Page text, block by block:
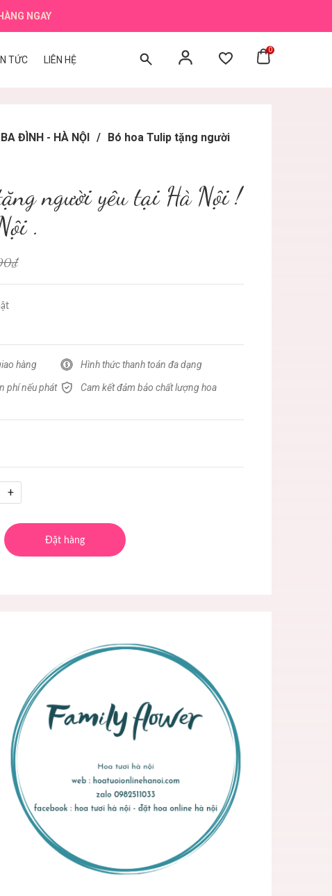
NGAY
TỨC LIÊN HỆ
0
ĐÌNH - HÀ NỘI / Bó hoa Tulip tặng người
người yêu tại Hà Nội !
.
hàng Hình thức thanh toán đa dạng
phí nếu phát
Cam kết đảm bảo chất lượng hoa
+
Đặt hàng